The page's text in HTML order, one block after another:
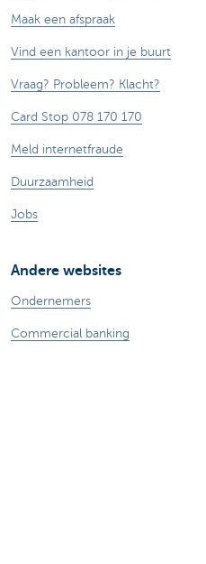
Maak een afspraak
Vind een kantoor in je buurt
Vraag? Probleem? Klacht?
Card Stop 078 170 170
Meld internetfraude
Duurzaamheid
Jobs
Andere websites
Ondernemers
Commercial banking